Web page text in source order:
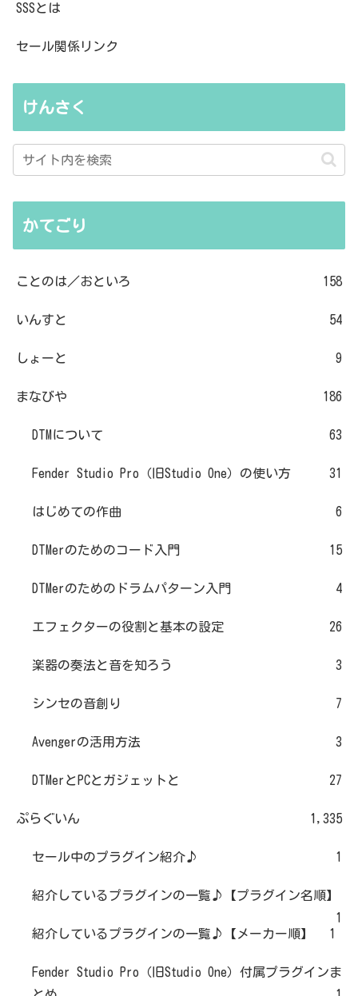
SSSとは
セール関係リンク
けんさく
かてごり
ことのは／おといろ 158
いんすと 54
しょーと 9
まなびや 186
DTMについて 63
Fender Studio Pro（旧Studio One）の使い方 31
はじめての作曲 6
DTMerのためのコード入門 15
DTMerのためのドラムパターン入門 4
エフェクターの役割と基本の設定 26
楽器の奏法と音を知ろう 3
シンセの音創り 7
Avengerの活用方法 3
DTMerとPCとガジェットと 27
ぷらぐいん 1,335
セール中のプラグイン紹介♪ 1
紹介しているプラグインの一覧♪【プラグイン名順】
1
紹介しているプラグインの一覧♪【メーカー順】
1
Fender Studio Pro（旧Studio One）付属プラグインま